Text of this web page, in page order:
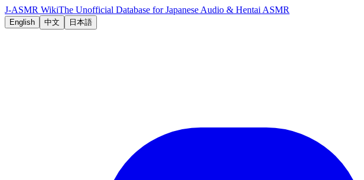
J-ASMR WikiThe Unofficial Database for Japanese Audio & Hentai ASMR
English 中文 日本語